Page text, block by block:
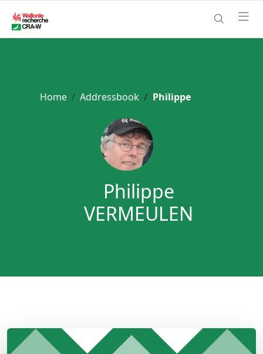
Home Addressbook Philippe
Philippe
VERMEULEN